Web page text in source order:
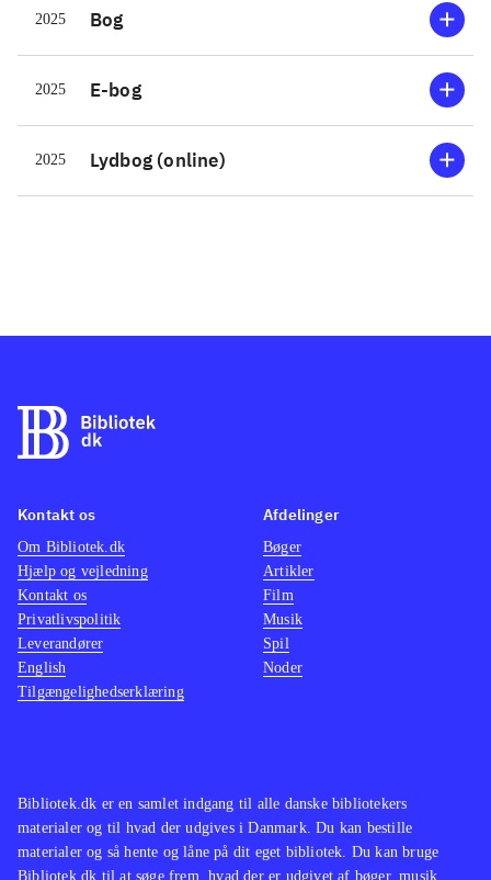
2025 Bog
2025 E-bog
2025 Lydbog (online)
Bibliotek.dk er en samlet indgang til alle danske bibliotekers
materialer og til hvad der udgives i Danmark. Du kan bestille
materialer og så hente og låne på dit eget bibliotek. Du kan bruge
Bibliotek.dk til at søge frem, hvad der er udgivet af bøger, musik,
Kontakt os
Om Bibliotek.dk
Hjælp og vejledning
Kontakt os
Privatlivspolitik
Leverandører
English
Tilgængelighedserklæring
Afdelinger
Bøger
Artikler
Film
Musik
Spil
Noder